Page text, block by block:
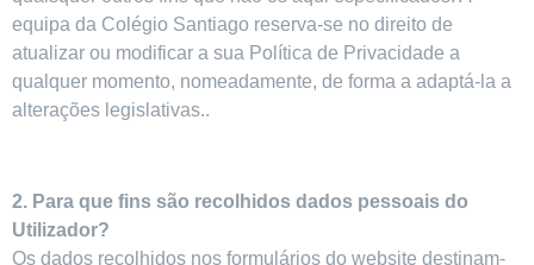
equipa da Colégio Santiago reserva-se no direito de
atualizar ou modificar a sua Política de Privacidade a
qualquer momento, nomeadamente, de forma a adaptá-la a
alterações legislativas..
2. Para que fins são recolhidos dados pessoais do
Utilizador?
Os dados recolhidos nos formulários do website destinam-